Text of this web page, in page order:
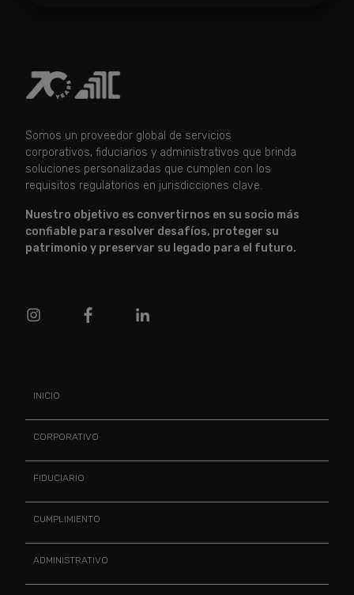
Somos un proveedor global de servicios
corporativos, fiduciarios y administrativos que brinda
soluciones personalizadas que cumplen con los
requisitos regulatorios en jurisdicciones clave.
Nuestro objetivo es convertirnos en su socio más
confiable para resolver desafíos, proteger su
patrimonio y preservar su legado para el futuro.
INICIO
CORPORATIVO
FIDUCIARIO
CUMPLIMIENTO
ADMINISTRATIVO